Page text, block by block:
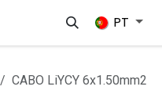
Empregos
PT
CABO LiYCY 6x1.50mm2